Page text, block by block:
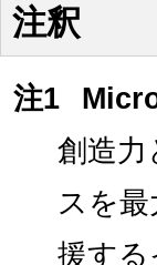
注釈
注1
創造力
スを
援す